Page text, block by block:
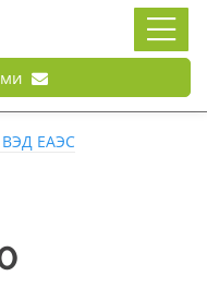
ЕАЭС